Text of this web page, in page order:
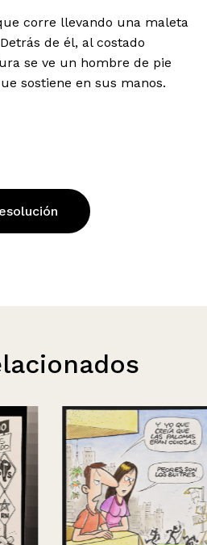
corre llevando una maleta
de él, al costado
se ve un hombre de pie
sostiene en sus manos.